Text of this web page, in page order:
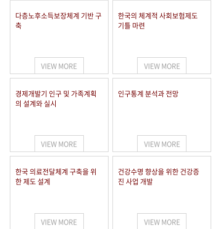
VR 역사관
다층노후소득보장체계 기반 구
축
VIEW MORE
한국의 체계적 사회보험제도
기틀 마련
VIEW MORE
경제개발기 인구 및 가족계획
의 설계와 실시
VIEW MORE
인구통계 분석과 전망
VIEW MORE
한국 의료전달체계 구축을 위
한 제도 설계
VIEW MORE
건강수명 향상을 위한 건강증
진 사업 개발
VIEW MORE